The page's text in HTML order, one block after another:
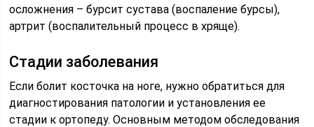
осложнения – бурсит сустава (воспаление бурсы),
артрит (воспалительный процесс в хряще).
Стадии заболевания
Если болит косточка на ноге, нужно обратиться для
диагностирования патологии и установления ее
стадии к ортопеду. Основным методом обследования